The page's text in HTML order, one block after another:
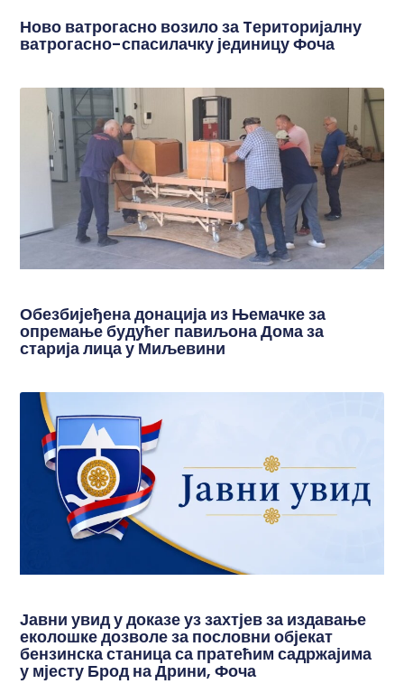
Ново ватрогасно возило за Tериторијалну
ватрогасно-спасилачку јединицу Фоча
Обезбијеђена донација из Њемачке за
опремање будућег павиљона Дома за
старија лица у Миљевини
Јавни увид у доказе уз захтјев за издавање
еколошке дозволе за пословни објекат
бензинска станица са пратећим садржајима
у мјесту Брод на Дрини, Фоча